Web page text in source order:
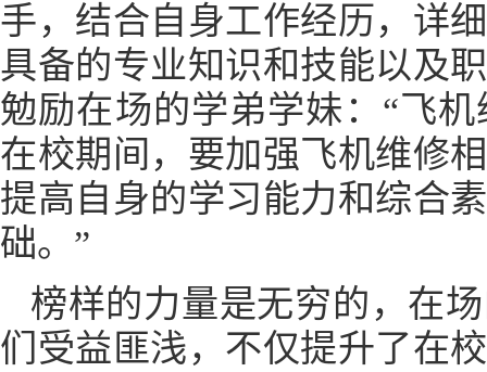
手，结合自身工作经历，详
具备的专业知识和技能以及
勉励在场的学弟学妹：“飞
在校期间，要加强飞机维修
提高自身的学习能力和综合
础。”
榜样的力量是无穷的，在
们受益匪浅，不仅提升了在